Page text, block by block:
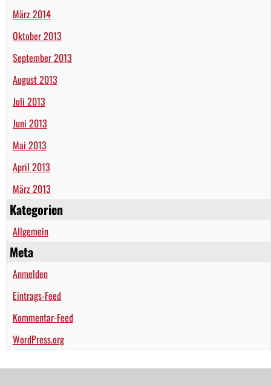
März 2014
Oktober 2013
September 2013
August 2013
Juli 2013
Juni 2013
Mai 2013
April 2013
März 2013
Kategorien
Allgemein
Meta
Anmelden
Eintrags-Feed
Kommentar-Feed
WordPress.org